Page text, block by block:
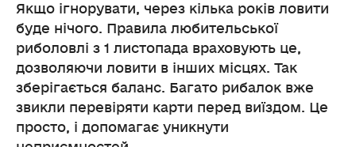
Якщо ігнорувати, через кілька років ловити
буде нічого. Правила любительської
риболовлі з 1 листопада враховують це,
дозволяючи ловити в інших місцях. Так
зберігається баланс. Багато рибалок вже
звикли перевіряти карти перед виїздом. Це
просто, і допомагає уникнути